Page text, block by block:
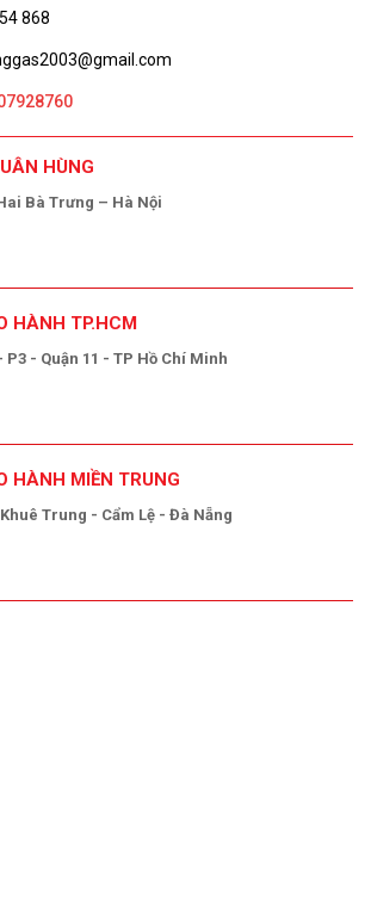
868
HÙNG
Bà Trưng – Hà Nội
HÀNH TP.HCM
P3 - Quận 11 - TP Hồ Chí Minh
HÀNH MIỀN TRUNG
Trung - Cẩm Lệ - Đà Nẵng